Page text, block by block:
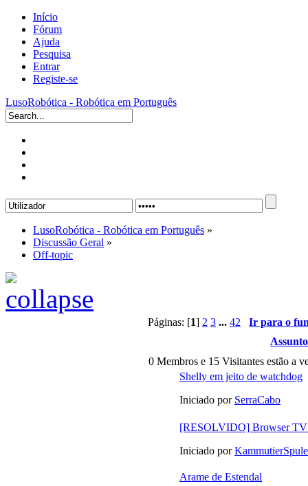
Início
Fórum
Ajuda
Pesquisa
Entrar
Registe-se
LusoRobótica - Robótica em Português
LusoRobótica - Robótica em Português »
Discussão Geral »
Off-topic
Páginas: [1] 2 3 ... 42
Ir para o
Assunto
0 Membros e 15 Visitantes estão a
Shelly em jeito de watchdog
Iniciado por SerraCabo
[RESOLVIDO] Browser
Iniciado porKammutierSpule
Arame de Estendal